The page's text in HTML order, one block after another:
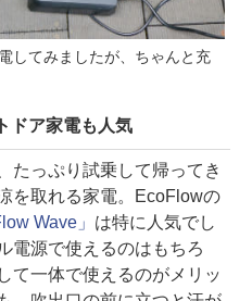
してみましたが、ちゃんと充
ドア家電も人気
たっぷり試乗して帰ってき
を取れる家電。EcoFlowの
Wave」 は特に人気でし
電源で使えるのはもちろ
て一体で使えるのがメリッ